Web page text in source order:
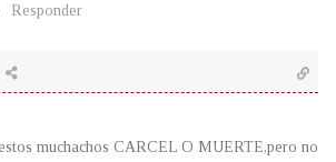
Responder
muchachos CARCEL O MUERTE,pero no